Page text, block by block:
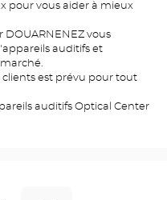
pour vous aider à mieux
vous
auditifs et
clients est prévu pour tout
auditifs Optical Center